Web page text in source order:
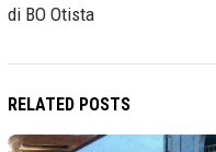
di BO Otista
RELATED POSTS